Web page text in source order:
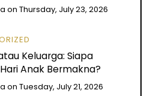
onThursday, July 23, 2026
Keluarga: Siapa
Anak Bermakna?
onTuesday, July 21, 2026